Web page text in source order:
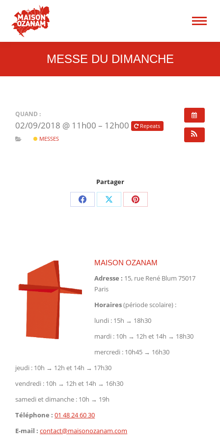
MESSE DU DIMANCHE
QUAND :
02/09/2018 @ 11h00 – 12h00
Repeats
MESSES
Partager
PartagerPartagerPartager
MAISON OZANAM
Adresse : 15, rue René Blum 75017
Paris
Horaires(période scolaire) :
lundi : 15h → 18h30
mardi : 10h → 12h et 14h → 18h30
mercredi : 10h45 → 16h30
jeudi : 10h → 12h et 14h → 17h30
vendredi : 10h → 12h et 14h → 16h30
samedi et dimanche : 10h → 19h
Téléphone : 01 48 24 60 30
E-mail : contact@maisonozanam.com